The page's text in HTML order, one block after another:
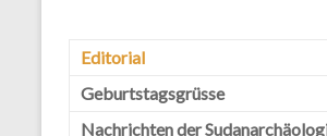
Editorial
Geburtstagsgrüsse
Nachrichten der